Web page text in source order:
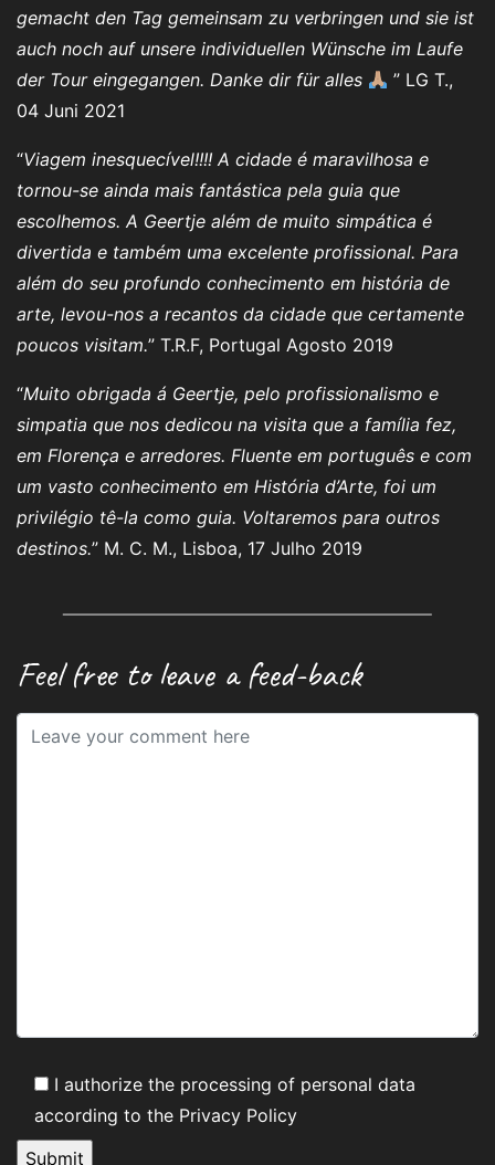
gemacht den Tag gemeinsam zu verbringen und sie ist
auch noch auf unsere individuellen Wünsche im Laufe
der Tour eingegangen. Danke dir für alles
” LG T.,
04 Juni 2021
“Viagem inesquecível!!!! A cidade é maravilhosa e
tornou-se ainda mais fantástica pela guia que
escolhemos. A Geertje além de muito simpática é
divertida e também uma excelente profissional. Para
além do seu profundo conhecimento em história de
arte, levou-nos a recantos da cidade que certamente
poucos visitam.” T.R.F, Portugal Agosto 2019
“Muito obrigada á Geertje, pelo profissionalismo e
simpatia que nos dedicou na visita que a família fez,
em Florença e arredores. Fluente em português e com
um vasto conhecimento em História d’Arte, foi um
privilégio tê-la como guia. Voltaremos para outros
destinos.” M. C. M., Lisboa, 17 Julho 2019
Feel free to leave a feed-back
I authorize the processing of personal data
according to the Privacy Policy